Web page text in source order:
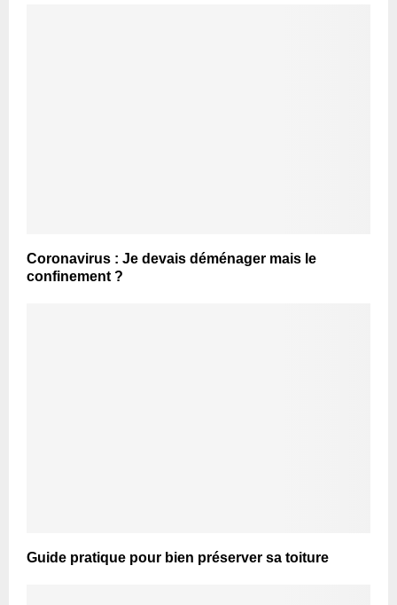
Coronavirus : Je devais déménager mais le
confinement ?
Guide pratique pour bien préserver sa toiture